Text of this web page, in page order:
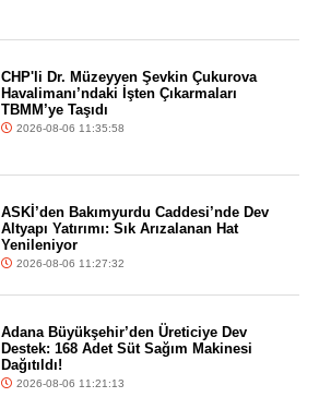
CHP'li Dr. Müzeyyen Şevkin Çukurova
Havalimanı’ndaki İşten Çıkarmaları
TBMM’ye Taşıdı
2026-08-06 11:35:58
ASKİ’den Bakımyurdu Caddesi’nde Dev
Altyapı Yatırımı: Sık Arızalanan Hat
Yenileniyor
2026-08-06 11:27:32
Adana Büyükşehir’den Üreticiye Dev
Destek: 168 Adet Süt Sağım Makinesi
Dağıtıldı!
2026-08-06 11:21:13